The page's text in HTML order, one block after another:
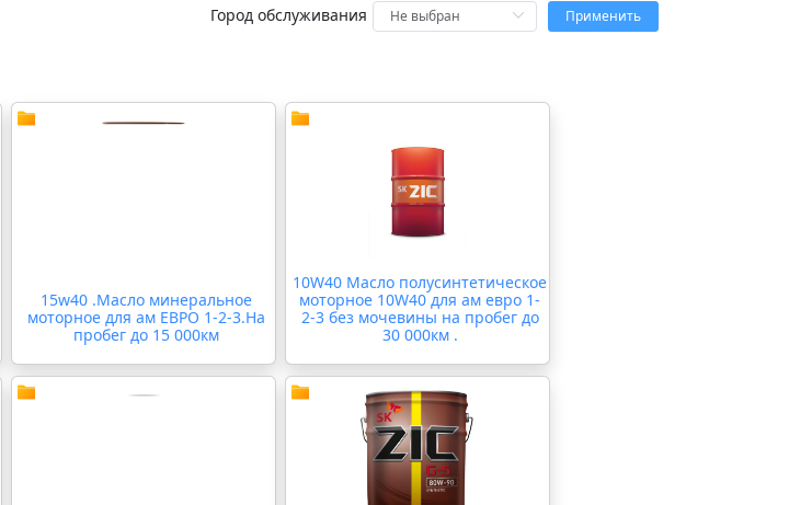
Город обслуживания Применить
15w40 .Масло минеральное
моторное для ам ЕВРО 1-2-3.На
пробег до 15 000км
10W40 Масло полусинтетическое
моторное 10W40 для ам евро 1-
2-3 без мочевины на пробег до
30 000км .